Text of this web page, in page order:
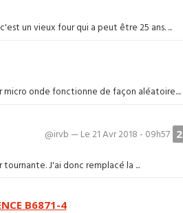
un vieux four qui a peut être 25 ans. ...
onde fonctionne de façon aléatoire....
2
@irvb — Le 21 Avr 2018 - 09h57
J'ai donc remplacé la ...
B6871-4